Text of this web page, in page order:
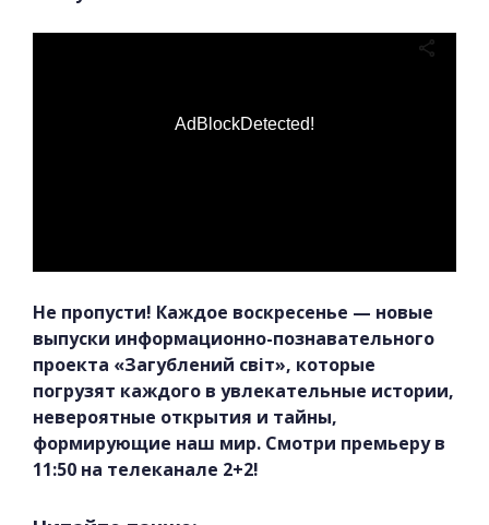
AdBlockDetected!
Не пропусти! Каждое воскресенье — новые
выпуски информационно-познавательного
проекта «Загублений світ», которые
погрузят каждого в увлекательные истории,
невероятные открытия и тайны,
формирующие наш мир. Смотри премьеру в
11:50 на телеканале 2+2!